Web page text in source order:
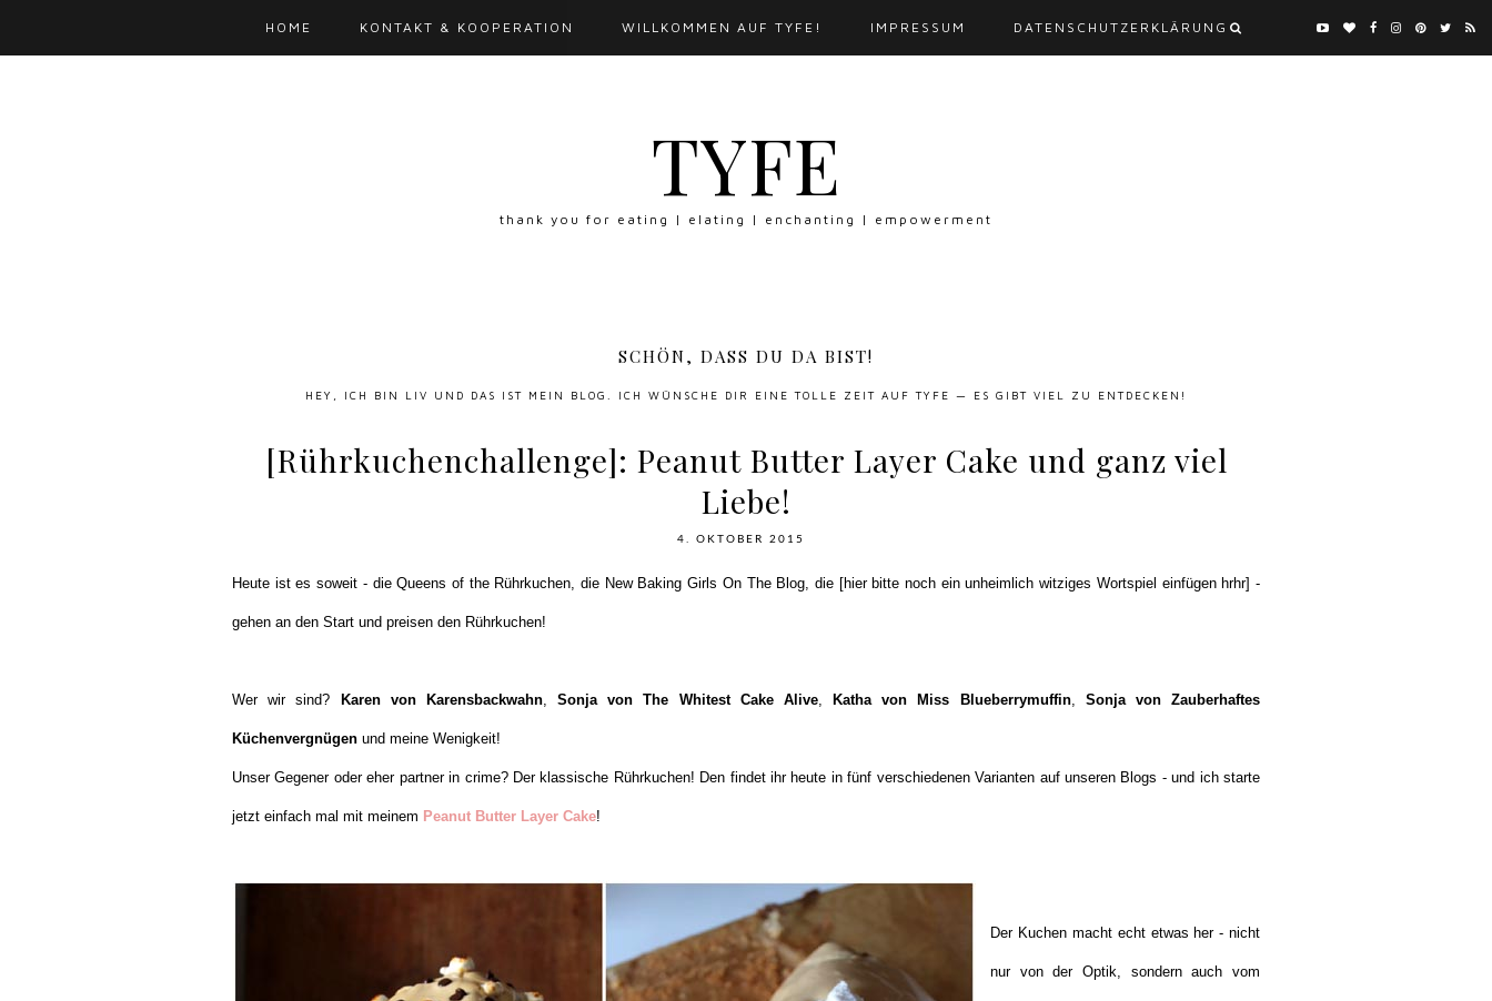
TYFE
thank you for eating | elating | enchanting | empowerment
HOME KONTAKT & KOOPERATION WILLKOMMEN AUF TYFE! IMPRESSUM DATENSCHUTZERKLÄRUNG
SCHÖN, DASS DU DA BIST!
HEY, ICH BIN LIV UND DAS IST MEIN BLOG. ICH WÜNSCHE DIR EINE TOLLE ZEIT AUF TYFE — ES GIBT VIEL ZU ENTDECKEN!
[Rührkuchenchallenge]: Peanut Butter Layer Cake und ganz viel
Liebe!
4. OKTOBER 2015
Heute ist es soweit - die Queens of the Rührkuchen, die New Baking Girls On The Blog, die [hier bitte noch ein unheimlich witziges Wortspiel einfügen hrhr] -
gehen an den Start und preisen den Rührkuchen!
Wer wir sind? Karen von Karensbackwahn,Sonja von The Whitest Cake Alive, Katha von Miss Blueberrymuffin, Sonja von Zauberhaftes
Küchenvergnügen und meine Wenigkeit!
Unser Gegener oder eher partner in crime? Der klassische Rührkuchen! Den findet ihr heute in fünf verschiedenen Varianten auf unseren Blogs - und ich starte
jetzt einfach mal mit meinem Peanut Butter Layer Cake!
Der Kuchen macht echt etwas her - nicht
nur von der Optik, sondern auch vom